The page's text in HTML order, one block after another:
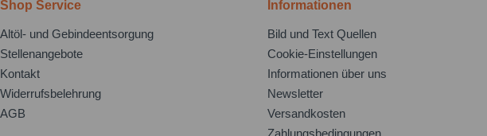
Shop Service
Altöl- und Gebindeentsorgung
Stellenangebote
Kontakt
Widerrufsbelehrung
AGB
Informationen
Bild und Text Quellen
Cookie-Einstellungen
Informationen über uns
Newsletter
Versandkosten
Zahlungsbedingungen